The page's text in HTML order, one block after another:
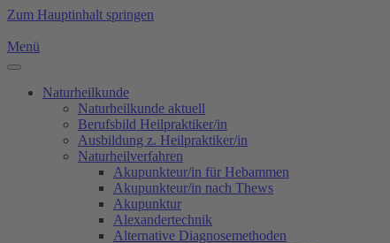
Zum Hauptinhalt springen
Menü
Naturheilkunde
Naturheilkunde aktuell
Berufsbild Heilpraktiker/in
Ausbildung z. Heilpraktiker/in
Naturheilverfahren
Akupunkteur/in für Hebammen
Akupunkteur/in nach Thews
Akupunktur
Alexandertechnik
Alternative Diagnosemethoden